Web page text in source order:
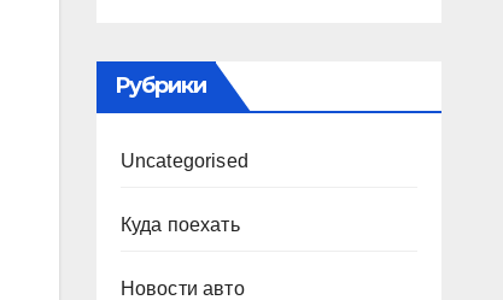
Рубрики
Uncategorised
Куда поехать
Новости авто